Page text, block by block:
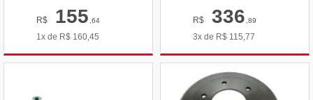
R$ 155,64
1x de R$ 160,45
R$ 336,89
3x de R$ 115,77